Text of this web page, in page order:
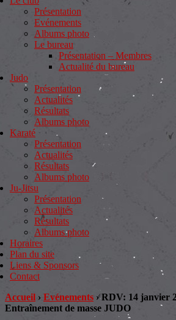
Présentation
Evénements
Albums photo
Le bureau
Présentation – Membres
Actualité du bureau
Judo
Présentation
Actualités
Résultats
Albums photo
Karaté
Présentation
Actualités
Résultats
Albums photo
Ju-Jitsu
Présentation
Actualités
Résultats
Albums photo
Horaires
Plan du site
Liens & Sponsors
Contact
Accueil › Evénements › RDV: 14 janvier
Entraînement de masse JUDO